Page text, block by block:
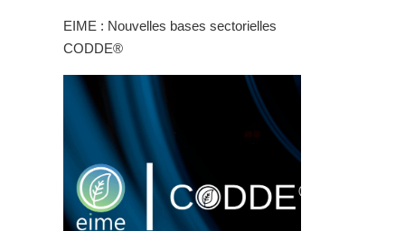
EIME : Nouvelles bases sectorielles
CODDE®